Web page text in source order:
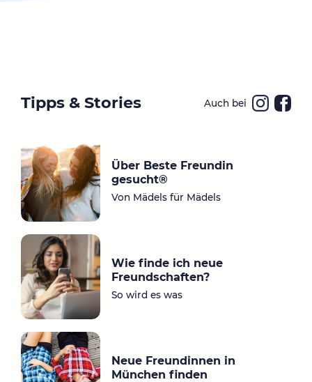
Tipps & Stories Auch bei
Über Beste Freundin
gesucht®
Von Mädels für Mädels
Wie finde ich neue
Freundschaften?
So wird es was
Neue Freundinnen in
München finden